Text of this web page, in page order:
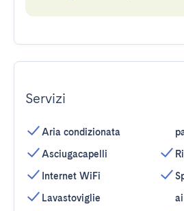
Servizi
Aria condizionata
Asciugacapelli
Internet WiFi
Lavastoviglie